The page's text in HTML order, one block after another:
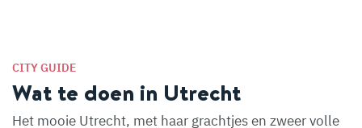
CITY GUIDE
Wat te doen in Utrecht
Het mooie Utrecht, met haar grachtjes en zweer volle